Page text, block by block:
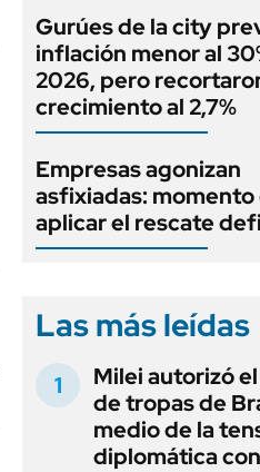
Gurúes de la city
inflación menor al
2026, pero
crecimiento al 2,7%
Empresas agonizan
asfixiadas: momento
aplicar el rescate
Las más leídas
Milei autorizó
de tropas de
medio de la
diplomática